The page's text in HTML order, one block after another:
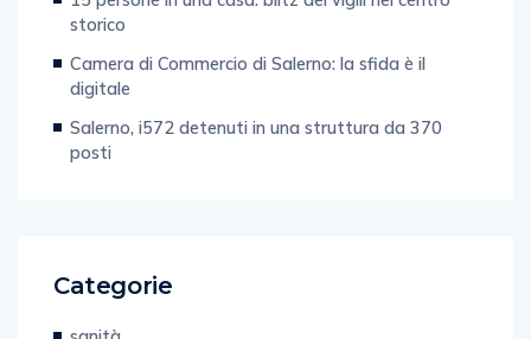
storico
Camera di Commercio di Salerno: la sfida è il
digitale
Salerno, i572 detenuti in una struttura da 370
posti
Categorie